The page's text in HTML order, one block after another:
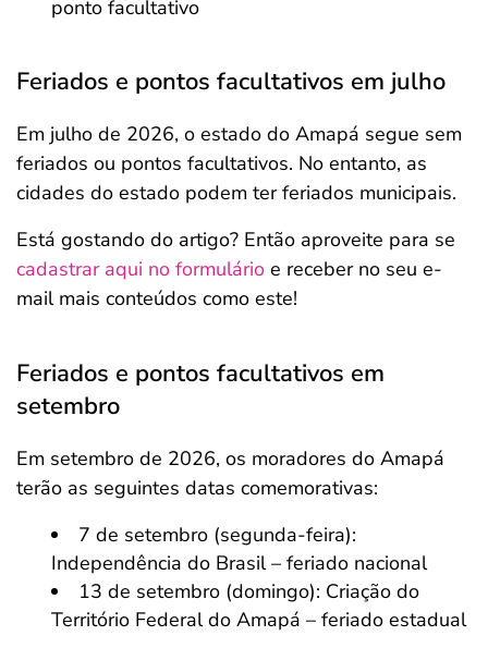
ponto facultativo
Feriados e pontos facultativos em julho
Em julho de 2026, o estado do Amapá segue sem
feriados ou pontos facultativos. No entanto, as
cidades do estado podem ter feriados municipais.
Está gostando do artigo? Então aproveite para se
cadastrar aqui no formulário e receber no seu e-
mail mais conteúdos como este!
Feriados e pontos facultativos em
setembro
Em setembro de 2026, os moradores do Amapá
terão as seguintes datas comemorativas:
7 de setembro (segunda-feira):
Independência do Brasil – feriado nacional
13 de setembro (domingo): Criação do
Território Federal do Amapá – feriado estadual